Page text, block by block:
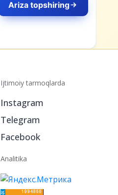
Instagram
Telegram